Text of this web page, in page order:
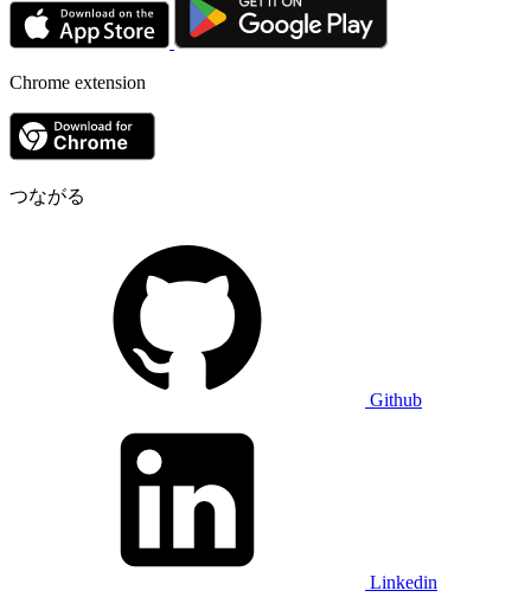
Chrome extension
つながる
Github
Linkedin